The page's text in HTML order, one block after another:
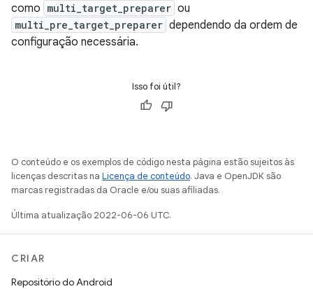
como multi_target_preparer ou
multi_pre_target_preparer dependendo da ordem de
configuração necessária.
Isso foi útil?
O conteúdo e os exemplos de código nesta página estão sujeitos às
licenças descritas na Licença de conteúdo. Java e OpenJDK são
marcas registradas da Oracle e/ou suas afiliadas.
Última atualização 2022-06-06 UTC.
CRIAR
Repositório do Android